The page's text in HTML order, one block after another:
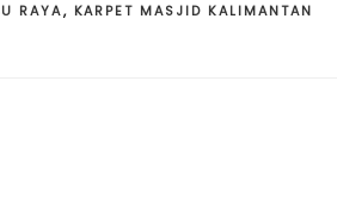
RAYA, KARPET MASJID KALIMANTAN